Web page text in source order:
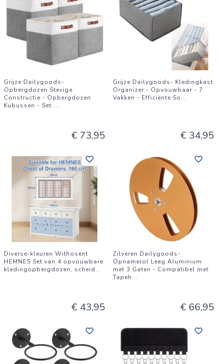
Grijze Dailygoods-
Opbergdozen Stevige
Constructie - Opbergdozen
Kubussen - Set ...
€ 73,95
Grijze Dailygoods- Kledingkast
Organizer - Opvouwbaar - 7
Vakken - Efficiënte So...
€ 34,95
Diverse-kleuren Withosent
HEMNES Set van 4 opvouwbare
kledingopbergdozen, scheid...
€ 43,95
Zilveren Dailygoods-
Opnamerol Leeg Aluminium
met 3 Gaten - Compatibel met
Tapeh...
€ 66,95